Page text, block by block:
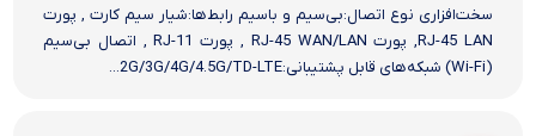
سخت‌افزاری نوع اتصال:بی‌سیم و باسیم رابط‌ها:شیار سیم کارت , پورت
RJ-45 LAN, پورت RJ-45 WAN/LAN , پورت RJ-11 , اتصال بی‌سیم
(Wi-Fi) شبکه‌های قابل پشتیبانی:2G/3G/4G/4.5G/TD-LTE...